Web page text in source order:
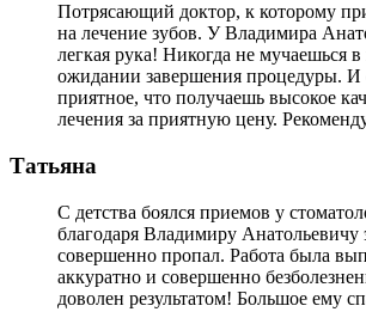
Потрясающий доктор, к которому
на лечение зубов. У Владимира
легкая рука! Никогда не мучаешься в
ожидании завершения процедуры. И
приятное, что получаешь высокое
лечения за приятную цену.
Татьяна
С детства боялся приемов у
благодаря Владимиру Анатольевичу
совершенно пропал. Работа была
аккуратно и совершенно
доволен результатом! Большое ему